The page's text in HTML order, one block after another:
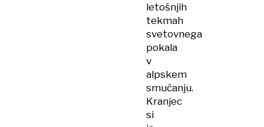
letošnjih
tekmah
svetovnega
pokala
v
alpskem
smučanju.
Kranjec
si